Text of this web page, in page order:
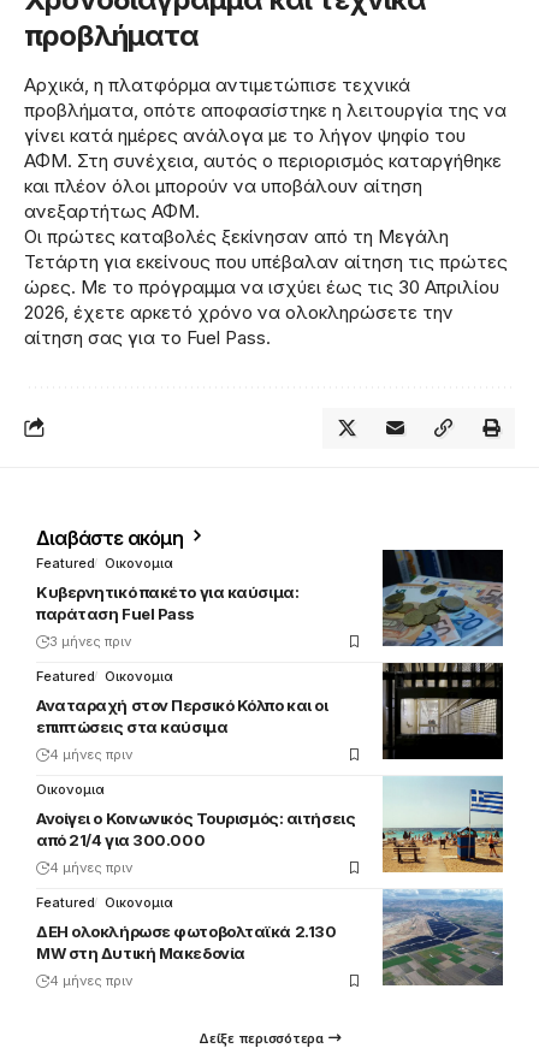
προβλήματα
Αρχικά, η πλατφόρμα αντιμετώπισε τεχνικά
προβλήματα, οπότε αποφασίστηκε η λειτουργία της να
γίνει κατά ημέρες ανάλογα με το λήγον ψηφίο του
ΑΦΜ. Στη συνέχεια, αυτός ο περιορισμός καταργήθηκε
και πλέον όλοι μπορούν να υποβάλουν αίτηση
ανεξαρτήτως ΑΦΜ.
Οι πρώτες καταβολές ξεκίνησαν από τη Μεγάλη
Τετάρτη για εκείνους που υπέβαλαν αίτηση τις πρώτες
ώρες. Με το πρόγραμμα να ισχύει έως τις 30 Απριλίου
2026, έχετε αρκετό χρόνο να ολοκληρώσετε την
αίτηση σας για το Fuel Pass.
Διαβάστε ακόμη
Featured Οικονομια
Κυβερνητικό πακέτο για καύσιμα:
παράταση Fuel Pass
3 μήνες πριν
Featured Οικονομια
Αναταραχή στον Περσικό Κόλπο και οι
επιπτώσεις στα καύσιμα
4 μήνες πριν
Οικονομια
Ανοίγει ο Κοινωνικός Τουρισμός: αιτήσεις
από 21/4 για 300.000
4 μήνες πριν
Featured Οικονομια
ΔΕΗ ολοκλήρωσε φωτοβολταϊκά 2.130
MW στη Δυτική Μακεδονία
4 μήνες πριν
Δείξε περισσότερα